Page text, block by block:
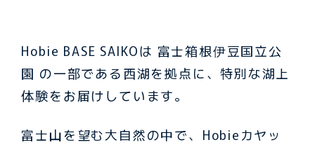
Hobie BASE SAIKOは 富士箱根伊豆国立公
園 の一部である西湖を拠点に、特別な湖上
体験をお届けしています。
富士山を望む大自然の中で、Hobieカヤッ